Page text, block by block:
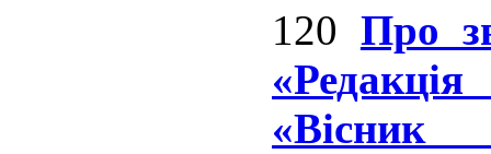
120 Про
«Вісник